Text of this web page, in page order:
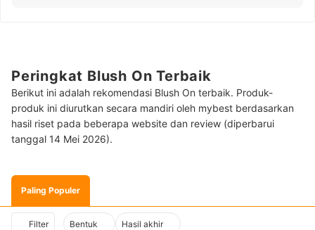
Peringkat Blush On Terbaik
Berikut ini adalah rekomendasi Blush On terbaik. Produk-
produk ini diurutkan secara mandiri oleh mybest berdasarkan
hasil riset pada beberapa website dan review (diperbarui
tanggal 14 Mei 2026).
Paling Populer
Filter Bentuk Hasil akhir